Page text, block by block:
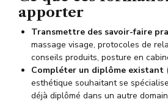
apporter
Transmettre des savoir-faire
massage visage, protocoles de
conseils produits, posture en
Compléter un diplôme existant
esthétique souhaitant se
déjà diplômé dans un autre